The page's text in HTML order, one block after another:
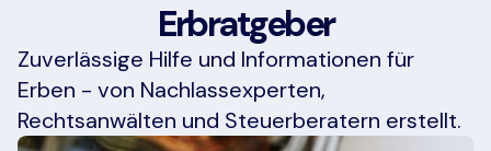
Erbratgeber
Zuverlässige Hilfe und Informationen für
Erben - von Nachlassexperten,
Rechtsanwälten und Steuerberatern erstellt.